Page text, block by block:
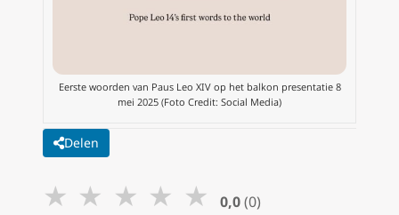
Eerste woorden van Paus Leo XIV op het balkon presentatie 8
mei 2025 (Foto Credit: Social Media)
Delen
★ ★ ★ ★ ★ 0,0 (0)